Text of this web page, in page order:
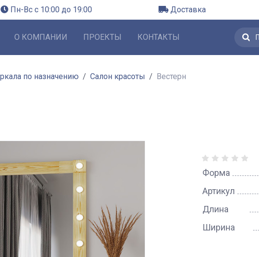
Пн-Вс с 10:00 до 19:00 Доставка
О КОМПАНИИ ПРОЕКТЫ КОНТАКТЫ
по назначению Салон красоты Вестерн
Форма
Артикул
Длина
Ширина